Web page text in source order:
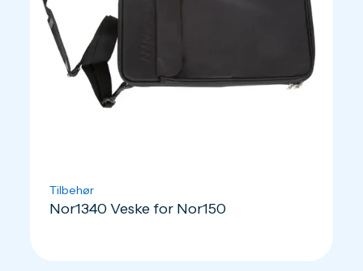
Tilbehør
Nor1340 Veske for Nor150